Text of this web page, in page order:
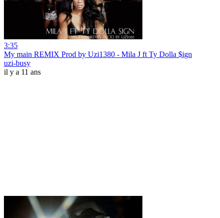
3:35
My main REMIX Prod by Uzi1380 - Mila J ft Ty Dolla $ign
uzi-busy
il y a 11 ans